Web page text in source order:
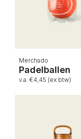
Merchado
Padelballen
v.a. €4,45 (ex btw)